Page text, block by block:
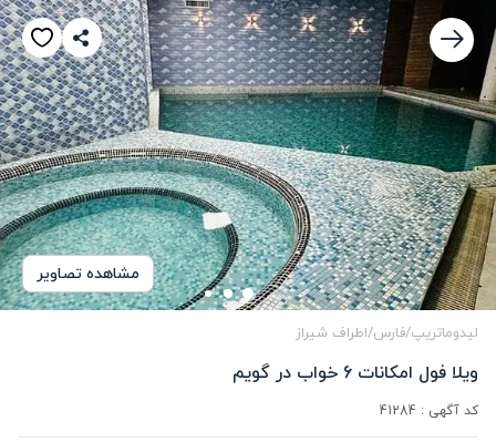
مشاهده تصاویر
لیدوماتریپ/فارس/اطراف شیراز
ویلا فول امکانات 6 خواب در گویم
کد آگهی : 41284